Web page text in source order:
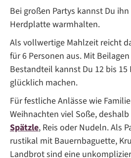
Bei großen Partys kannst Du
Herdplatte warmhalten.
Als vollwertige Mahlzeit reicht
für 6 Personen aus. Mit
Bestandteil kannst Du 12 bis
glücklich machen.
Für festliche Anlässe wie
Weihnachten viel Soße,
Spätzle, Reis oder Nudeln. Als
rustikal mit Bauernbaguette,
Landbrot sind eine